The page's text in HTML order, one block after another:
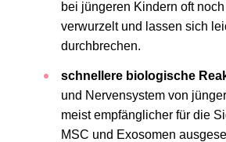
bei jüngeren Kindern oft
verwurzelt und lassen sich
durchbrechen.
schnellere biologische
und Nervensystem von
meist empfänglicher für die
MSC und Exosomen